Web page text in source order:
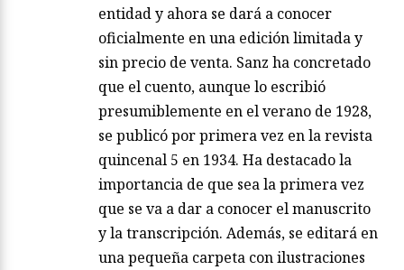
entidad y ahora se dará a conocer
oficialmente en una edición limitada y
sin precio de venta. Sanz ha concretado
que el cuento, aunque lo escribió
presumiblemente en el verano de 1928,
se publicó por primera vez en la revista
quincenal 5 en 1934. Ha destacado la
importancia de que sea la primera vez
que se va a dar a conocer el manuscrito
y la transcripción. Además, se editará en
una pequeña carpeta con ilustraciones